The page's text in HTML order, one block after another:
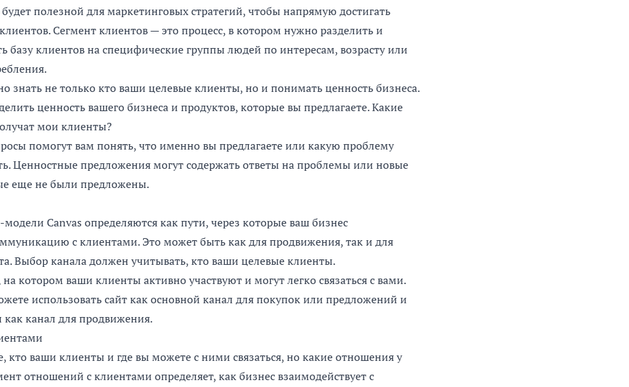
полезной для маркетинговых стратегий, чтобы напрямую достигать
Сегмент клиентов — это процесс, в котором нужно разделить и
базу клиентов на специфические группы людей по интересам, возрасту или
знать не только кто ваши целевые клиенты, но и понимать ценность бизнеса.
ценность вашего бизнеса и продуктов, которые вы предлагаете. Какие
мои клиенты?
помогут вам понять, что именно вы предлагаете или какую проблему
Ценностные предложения могут содержать ответы на проблемы или новые
еще не были предложены.
Canvas определяются как пути, через которые ваш бизнес
с клиентами. Это может быть как для продвижения, так и для
Выбор канала должен учитывать, кто ваши целевые клиенты.
котором ваши клиенты активно участвуют и могут легко связаться с вами.
использовать сайт как основной канал для покупок или предложений и
как канал для продвижения.
кто ваши клиенты и где вы можете с ними связаться, но какие отношения у
отношений с клиентами определяет, как бизнес взаимодействует с